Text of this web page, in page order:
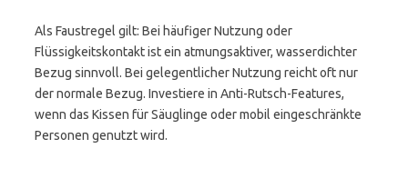
Als Faustregel gilt: Bei häufiger Nutzung oder
Flüssigkeitskontakt ist ein atmungsaktiver, wasserdichter
Bezug sinnvoll. Bei gelegentlicher Nutzung reicht oft nur
der normale Bezug. Investiere in Anti-Rutsch-Features,
wenn das Kissen für Säuglinge oder mobil eingeschränkte
Personen genutzt wird.